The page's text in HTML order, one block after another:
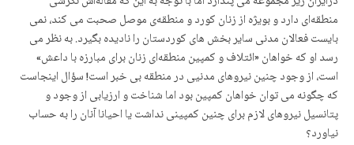
منطقەای دارد و بویژە از زنان کورد و منطقەی موصل صحبت می کند، نمی
بایست فعالان مدنی سایر بخش های کوردستان را نادیدە بگیرد. به نظر می
رسد او کە خواهان «ائتلاف و کمپین منطقەای زنان برای مبارزە با داعش»
است، از وجود چنین نیروهای مدنیی در منطقە بی خبر است! سؤال اینجاست
کە چگونە می توان خواهان کمپین بود اما شناخت و ارزیابی از وجود و
پتانسیل نیروهای لازم برای چنین کمپینی نداشت یا احیانا آنان را بە حساب
نیاورد؟